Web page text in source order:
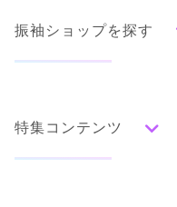
振袖ショップを探す
みんなの振袖ランキン
色別ランキング
口コミから探す
特集コンテンツ